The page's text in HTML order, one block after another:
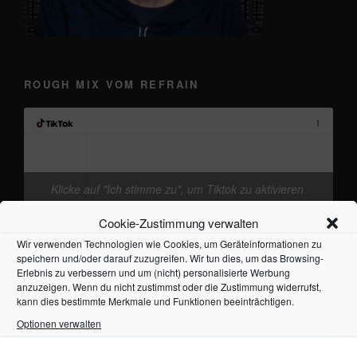
Cookie-Zustimmung verwalten
Wir verwenden Technologien wie Cookies, um Geräteinformationen zu
speichern und/oder darauf zuzugreifen. Wir tun dies, um das Browsing-
Erlebnis zu verbessern und um (nicht) personalisierte Werbung
anzuzeigen. Wenn du nicht zustimmst oder die Zustimmung widerrufst,
kann dies bestimmte Merkmale und Funktionen beeinträchtigen.
Optionen verwalten
ROUGH MIX VOM REFRAIN
@frankiebandneuer Track von mir. mal wieder
den Kopf freikriegen#Ostsee #Fehmarn
Originalton - Frankie
Klicke auf "Ich stimme zu", um Tiktok zu aktivieren
Ich stimme zu